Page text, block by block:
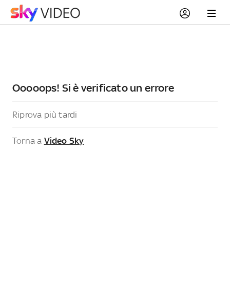
Ooooops! Si è verificato un errore
Riprova più tardi
Torna a Video Sky